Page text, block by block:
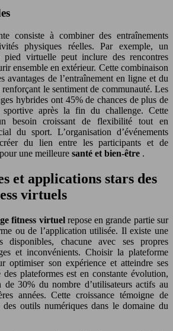
consiste à combiner des entraînements
physiques réelles. Par exemple, un
pied virtuelle peut inclure des rencontres
ensemble en extérieur. Cette combinaison
avantages de l’entraînement en ligne et du
le sentiment de communauté. Les
hybrides ont 45% de chances de plus de
après la fin du challenge. Cette
besoin croissant de flexibilité tout en
du sport. L’organisation d’événements
du lien entre les participants et de
une meilleure santé et bien-être .
et applications stars des
virtuels
fitness virtuel repose en grande partie sur
ou de l’application utilisée. Il existe une
disponibles, chacune avec ses propres
et inconvénients. Choisir la plateforme
optimiser son expérience et atteindre ses
plateformes est en constante évolution,
de 30% du nombre d’utilisateurs actifs au
années. Cette croissance témoigne de
des outils numériques dans le domaine du